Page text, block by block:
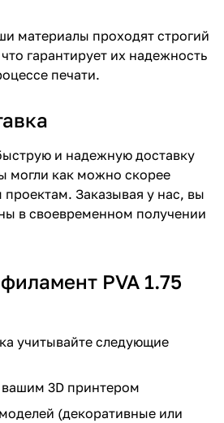
материалы проходят строгий
гарантирует их надежность
печати.
и надежную доставку
могли как можно скорее
проектам. Заказывая у нас, вы
в своевременном получении
PVA 1.75
учитывайте следующие
3D принтером
(декоративные или